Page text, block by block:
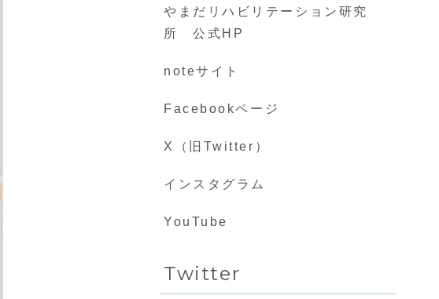
やまだリハビリテーション研究
所 公式HP
noteサイト
Facebookページ
X（旧Twitter）
インスタグラム
YouTube
Twitter